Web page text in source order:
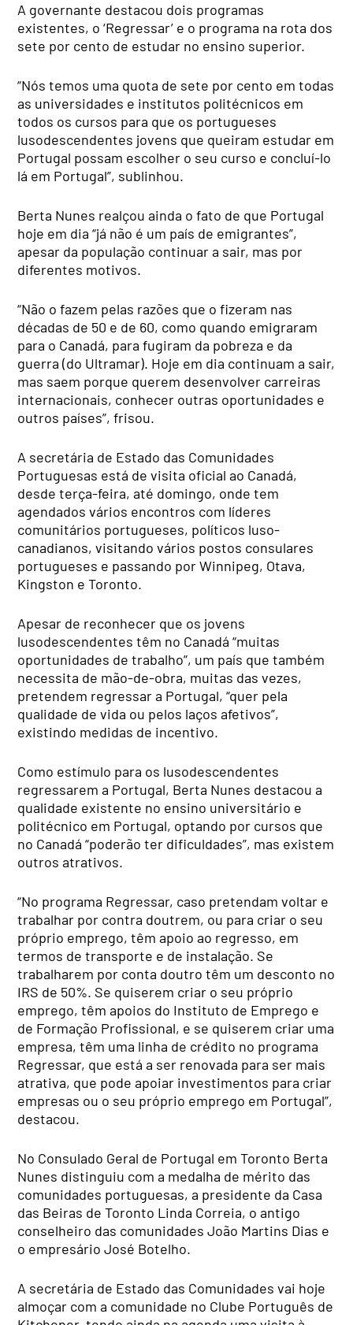
A governante destacou dois programas
existentes, o ‘Regressar’ e o programa na rota dos
sete por cento de estudar no ensino superior.
“Nós temos uma quota de sete por cento em todas
as universidades e institutos politécnicos em
todos os cursos para que os portugueses
lusodescendentes jovens que queiram estudar em
Portugal possam escolher o seu curso e concluí-lo
lá em Portugal”, sublinhou.
Berta Nunes realçou ainda o fato de que Portugal
hoje em dia “já não é um país de emigrantes”,
apesar da população continuar a sair, mas por
diferentes motivos.
“Não o fazem pelas razões que o fizeram nas
décadas de 50 e de 60, como quando emigraram
para o Canadá, para fugiram da pobreza e da
guerra (do Ultramar). Hoje em dia continuam a sair,
mas saem porque querem desenvolver carreiras
internacionais, conhecer outras oportunidades e
outros países”, frisou.
A secretária de Estado das Comunidades
Portuguesas está de visita oficial ao Canadá,
desde terça-feira, até domingo, onde tem
agendados vários encontros com líderes
comunitários portugueses, políticos luso-
canadianos, visitando vários postos consulares
portugueses e passando por Winnipeg, Otava,
Kingston e Toronto.
Apesar de reconhecer que os jovens
lusodescendentes têm no Canadá “muitas
oportunidades de trabalho”, um país que também
necessita de mão-de-obra, muitas das vezes,
pretendem regressar a Portugal, “quer pela
qualidade de vida ou pelos laços afetivos”,
existindo medidas de incentivo.
Como estímulo para os lusodescendentes
regressarem a Portugal, Berta Nunes destacou a
qualidade existente no ensino universitário e
politécnico em Portugal, optando por cursos que
no Canadá “poderão ter dificuldades”, mas existem
outros atrativos.
“No programa Regressar, caso pretendam voltar e
trabalhar por contra doutrem, ou para criar o seu
próprio emprego, têm apoio ao regresso, em
termos de transporte e de instalação. Se
trabalharem por conta doutro têm um desconto no
IRS de 50%. Se quiserem criar o seu próprio
emprego, têm apoios do Instituto de Emprego e
de Formação Profissional, e se quiserem criar uma
empresa, têm uma linha de crédito no programa
Regressar, que está a ser renovada para ser mais
atrativa, que pode apoiar investimentos para criar
empresas ou o seu próprio emprego em Portugal”,
destacou.
No Consulado Geral de Portugal em Toronto Berta
Nunes distinguiu com a medalha de mérito das
comunidades portuguesas, a presidente da Casa
das Beiras de Toronto Linda Correia, o antigo
conselheiro das comunidades João Martins Dias e
o empresário José Botelho.
A secretária de Estado das Comunidades vai hoje
almoçar com a comunidade no Clube Português de